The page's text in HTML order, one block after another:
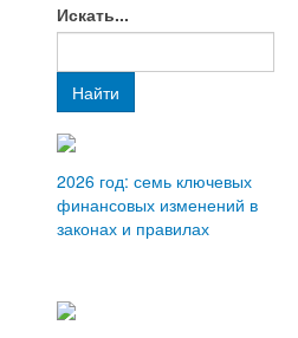
Искать...
Найти
2026 год: семь ключевых
финансовых изменений в
законах и правилах